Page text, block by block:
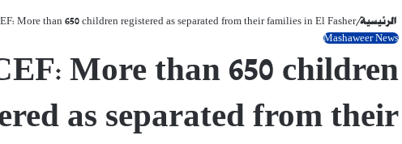
الرئيسية/
More than 650 children registered as separated from their families in El Fasher
Mashaweer News
More than 650 children
as separated from their